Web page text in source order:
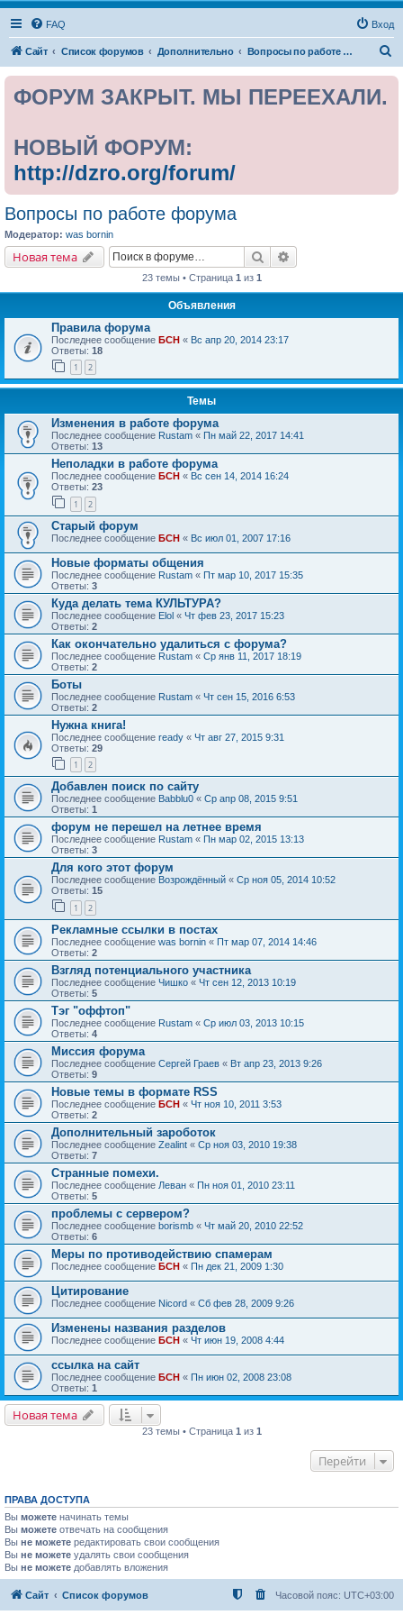
FAQ Вход
Сайт Список форумов Дополнительно Вопросы по работе форума
ФОРУМ ЗАКРЫТ. МЫ ПЕРЕЕХАЛИ.
НОВЫЙ ФОРУМ:
http://dzro.org/forum/
Вопросы по работе форума
Модератор: was bornin
Новая тема Поиск
23 темы • Страница 1 из 1
Объявления
Правила форума
Последнее сообщение БСН « Вс апр 20, 2014 23:17
Ответы: 18
1 2
Темы
Изменения в работе форума
Последнее сообщение Rustam « Пн май 22, 2017 14:41
Ответы: 13
Неполадки в работе форума
Последнее сообщение БСН « Вс сен 14, 2014 16:24
Ответы: 23
1 2
Старый форум
Последнее сообщение БСН « Вс июл 01, 2007 17:16
Новые форматы общения
Последнее сообщение Rustam « Пт мар 10, 2017 15:35
Ответы: 3
Куда делать тема КУЛЬТУРА?
Последнее сообщение Elol « Чт фев 23, 2017 15:23
Ответы: 2
Как окончательно удалиться с форума?
Последнее сообщение Rustam « Ср янв 11, 2017 18:19
Ответы: 2
Боты
Последнее сообщение Rustam « Чт сен 15, 2016 6:53
Ответы: 2
Нужна книга!
Последнее сообщение ready « Чт авг 27, 2015 9:31
Ответы: 29
1 2
Добавлен поиск по сайту
Последнее сообщение Babblu0 « Ср апр 08, 2015 9:51
Ответы: 1
форум не перешел на летнее время
Последнее сообщение Rustam « Пн мар 02, 2015 13:13
Ответы: 3
Для кого этот форум
Последнее сообщение Возрождённый « Ср ноя 05, 2014 10:52
Ответы: 15
1 2
Рекламные ссылки в постах
Последнее сообщение was bornin « Пт мар 07, 2014 14:46
Ответы: 2
Взгляд потенциального участника
Последнее сообщение Чишко « Чт сен 12, 2013 10:19
Ответы: 5
Тэг "оффтоп"
Последнее сообщение Rustam « Ср июл 03, 2013 10:15
Ответы: 4
Миссия форума
Последнее сообщение Сергей Граев « Вт апр 23, 2013 9:26
Ответы: 9
Новые темы в формате RSS
Последнее сообщение БСН « Чт ноя 10, 2011 3:53
Ответы: 2
Дополнительный зароботок
Последнее сообщение Zealint « Ср ноя 03, 2010 19:38
Ответы: 7
Странные помехи.
Последнее сообщение Леван « Пн ноя 01, 2010 23:11
Ответы: 5
проблемы с сервером?
Последнее сообщение borismb « Чт май 20, 2010 22:52
Ответы: 6
Меры по противодействию спамерам
Последнее сообщение БСН « Пн дек 21, 2009 1:30
Цитирование
Последнее сообщение Nicord « Сб фев 28, 2009 9:26
Изменены названия разделов
Последнее сообщение БСН « Чт июн 19, 2008 4:44
ссылка на сайт
Последнее сообщение БСН « Пн июн 02, 2008 23:08
Ответы: 1
Новая тема
23 темы • Страница 1 из 1
Перейти
ПРАВА ДОСТУПА
Вы можете начинать темы
Вы можете отвечать на сообщения
Вы не можете редактировать свои сообщения
Вы не можете удалять свои сообщения
Вы не можете добавлять вложения
Сайт Список форумов Часовой пояс: UTC+03:00